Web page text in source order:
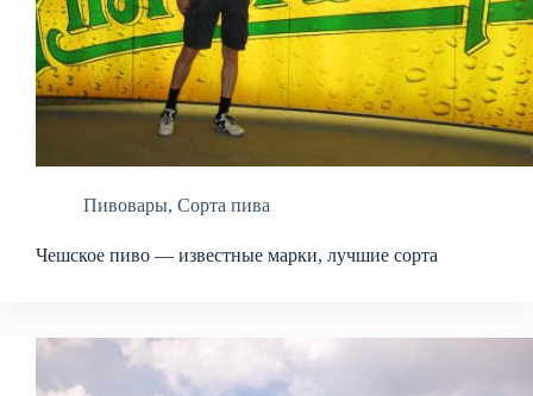
Пивовары, Сорта пива
Чешское пиво — известные марки, лучшие сорта